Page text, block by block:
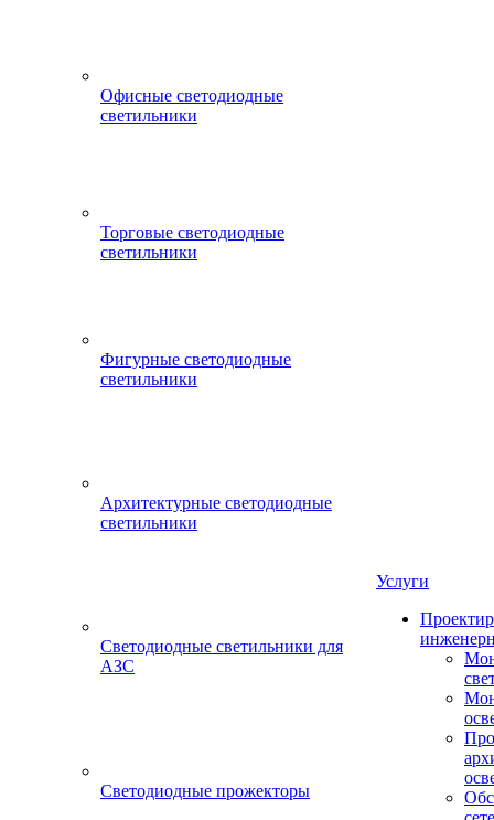
Офисные светодиодные
светильники
Торговые светодиодные
светильники
Фигурные светодиодные
светильники
Архитектурные светодиодные
светильники
Светодиодные светильники для
АЗС
Светодиодные прожекторы
Услуги